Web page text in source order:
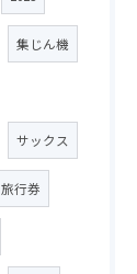
集じん機
サックス
旅行券